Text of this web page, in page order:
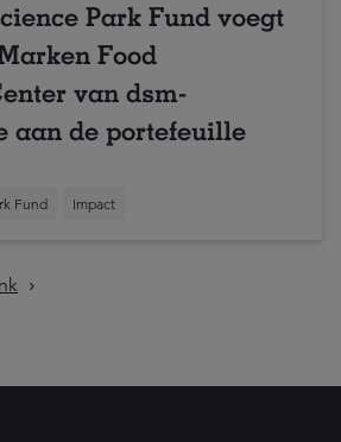
Park Fund voegt
Food
van dsm-
aan de portefeuille
Fund Impact